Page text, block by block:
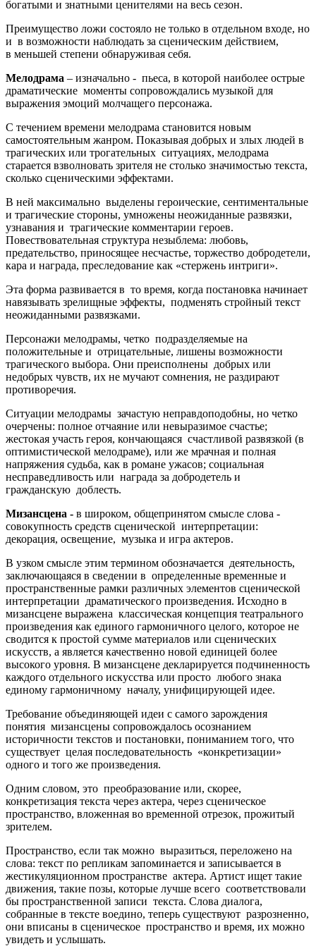
богатыми и знатными ценителями на весь сезон.
Преимущество ложи состояло не только в отдельном входе, но
и в возможности наблюдать за сценическим действием,
в меньшей степени обнаруживая себя.
Мелодрама – изначально - пьеса, в которой наиболее острые
драматические моменты сопровождались музыкой для
выражения эмоций молчащего персонажа.
С течением времени мелодрама становится новым
самостоятельным жанром. Показывая добрых и злых людей в
трагических или трогательных ситуациях, мелодрама
старается взволновать зрителя не столько значимостью текста,
сколько сценическими эффектами.
В ней максимально выделены героические, сентиментальные
и трагические стороны, умножены неожиданные развязки,
узнавания и трагические комментарии героев.
Повествовательная структура незыблема: любовь,
предательство, приносящее несчастье, торжество добродетели,
кара и награда, преследование как «стержень интриги».
Эта форма развивается в то время, когда постановка начинает
навязывать зрелищные эффекты, подменять стройный текст
неожиданными развязками.
Персонажи мелодрамы, четко подразделяемые на
положительные и отрицательные, лишены возможности
трагического выбора. Они преисполнены добрых или
недобрых чувств, их не мучают сомнения, не раздирают
противоречия.
Ситуации мелодрамы зачастую неправдоподобны, но четко
очерчены: полное отчаяние или невыразимое счастье;
жестокая участь героя, кончающаяся счастливой развязкой (в
оптимистической мелодраме), или же мрачная и полная
напряжения судьба, как в романе ужасов; социальная
несправедливость или награда за добродетель и
гражданскую доблесть.
Мизансцена - в широком, общепринятом смысле слова -
совокупность средств сценической интерпретации:
декорация, освещение, музыка и игра актеров.
В узком смысле этим термином обозначается деятельность,
заключающаяся в сведении в определенные временные и
пространственные рамки различных элементов сценической
интерпретации драматического произведения. Исходно в
мизансцене выражена классическая концепция театрального
произведения как единого гармоничного целого, которое не
сводится к простой сумме материалов или сценических
искусств, а является качественно новой единицей более
высокого уровня. В мизансцене декларируется подчиненность
каждого отдельного искусства или просто любого знака
единому гармоничному началу, унифицирующей идее.
Требование объединяющей идеи с самого зарождения
понятия мизансцены сопровождалось осознанием
историчности текстов и постановки, пониманием того, что
существует целая последовательность «конкретизации»
одного и того же произведения.
Одним словом, это преобразование или, скорее,
конкретизация текста через актера, через сценическое
пространство, вложенная во временной отрезок, прожитый
зрителем.
Пространство, если так можно выразиться, переложено на
слова: текст по репликам запоминается и записывается в
жестикуляционном пространстве актера. Артист ищет такие
движения, такие позы, которые лучше всего соответствовали
бы пространственной записи текста. Слова диалога,
собранные в тексте воедино, теперь существуют разрозненно,
они вписаны в сценическое пространство и время, их можно
увидеть и услышать.